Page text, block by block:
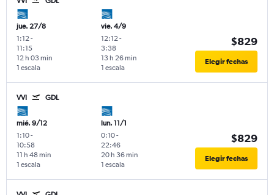
jue. 27/8
1:12-
11:15
1 escala
12 h 03 min
vie. 4/9
12:12-
3:38
1 escala
13 h 26 min
$829
Elegir fechas
VVI GDL
mié. 9/12
1:10-
10:58
1 escala
11 h 48 min
lun. 11/1
0:10-
22:46
1 escala
20 h 36 min
$829
Elegir fechas